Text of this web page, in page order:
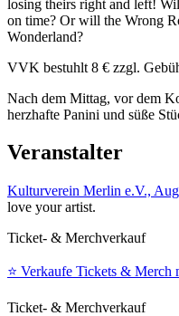
losing ​theirs ​right ​and ​left!
on ​time? ​Or ​will ​the ​Wrong
Wonderland?
VVK bestuhlt 8 € zzgl.
Nach dem Mittag, vor dem
herzhafte Panini und süße
Veranstalter
Kulturverein Merlin e.V.,
love your artist.
Ticket- & Merchverkauf
⭐️ Verkaufe Tickets & Merch
Ticket- & Merchverkauf